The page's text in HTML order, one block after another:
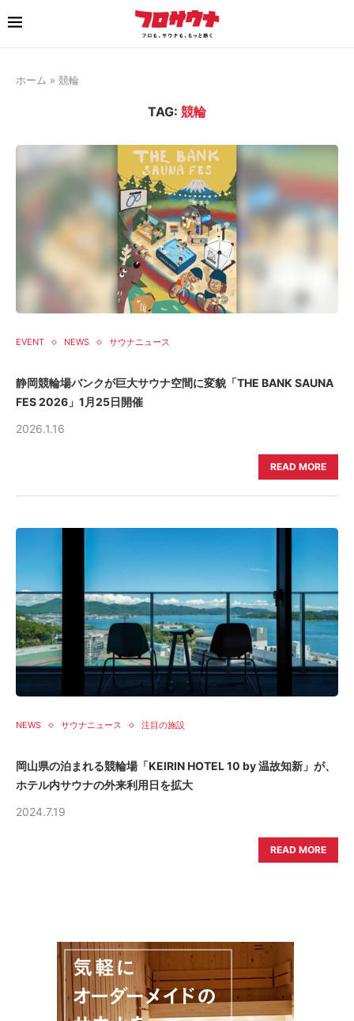
ホーム » 競輪
TAG: 競輪
EVENT NEWS サウナニュース
静岡競輪場バンクが巨大サウナ空間に変貌「THE BANK SAUNA
FES 2026」1月25日開催
2026.1.16
READ MORE
NEWS サウナニュース 注目の施設
岡山県の泊まれる競輪場「KEIRIN HOTEL 10 by 温故知新」が、
ホテル内サウナの外来利用日を拡大
2024.7.19
READ MORE